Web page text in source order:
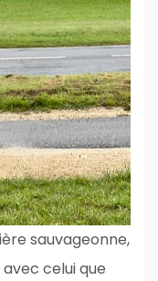
sauvageonne,
celui que